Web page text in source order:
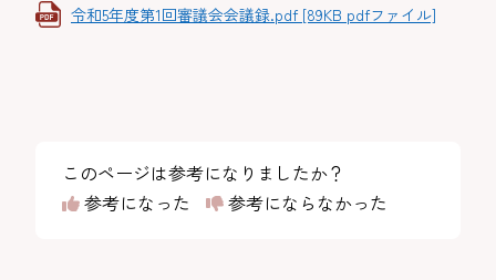
令和5年度第1回審議会会議録.pdf [89KB pdfファイル]
このページは参考になりましたか？
参考になった
参考にならなかった